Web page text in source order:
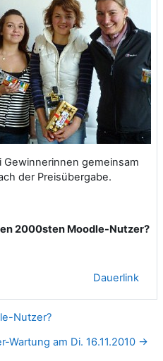
Gewinnerinnen gemeinsam
der Preisübergabe.
2000sten Moodle-Nutzer?
Dauerlink
Nutzer?
Wartung am Di. 16.11.2010 →